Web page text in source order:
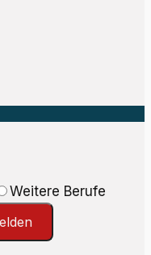
Weitere Berufe